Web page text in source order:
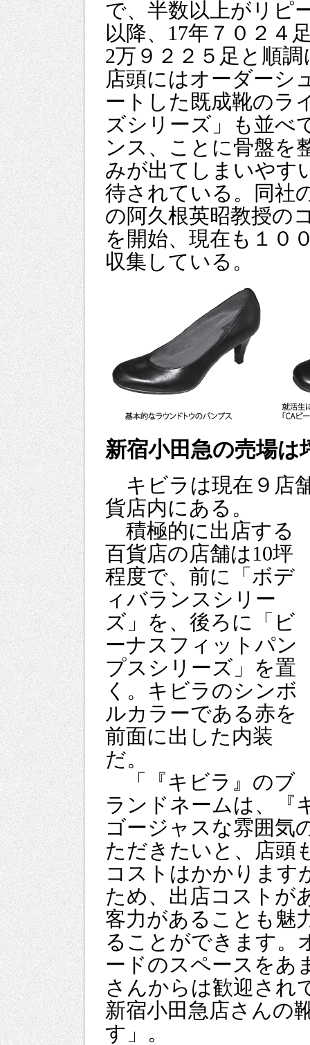
で、半数以上がリピ
以降、17年７０２４
2万９２２５足と順
店頭にはオーダーシ
ートした既成靴のラ
ズシリーズ」も並べ
ンス、ことに骨盤を
みが出てしまいやす
待されている。同社
の阿久根英昭教授の
を開始、現在も１０
収集している。
新宿小田急の売場は
キビラは現在９店
貨店内にある。
積極的に出店する
百貨店の店舗は10坪
程度で、前に「ボデ
ィバランスシリー
ズ」を、後ろに「ビ
ーナスフィットパン
プスシリーズ」を置
く。キビラのシンボ
ルカラーである赤を
前面に出した内装
だ。
「『キビラ』のブ
ランドネームは、『
ゴージャスな雰囲気
ただきたいと、店頭
コストはかかります
ため、出店コストが
客力があることも魅
ることができます。
ードのスペースをあ
さんからは歓迎され
新宿小田急店さんの
す」。